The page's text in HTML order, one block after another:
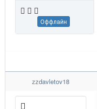
Оффлайн
zzdavletov18